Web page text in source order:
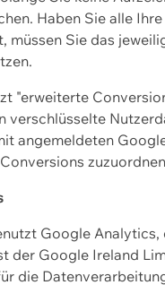
Haben Sie alle
müssen Sie das
"erweiterte
verschlüsselte
angemeldeten
Google Analytics,
der Google Ireland
die